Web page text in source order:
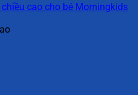
cao cho bé Morningkids